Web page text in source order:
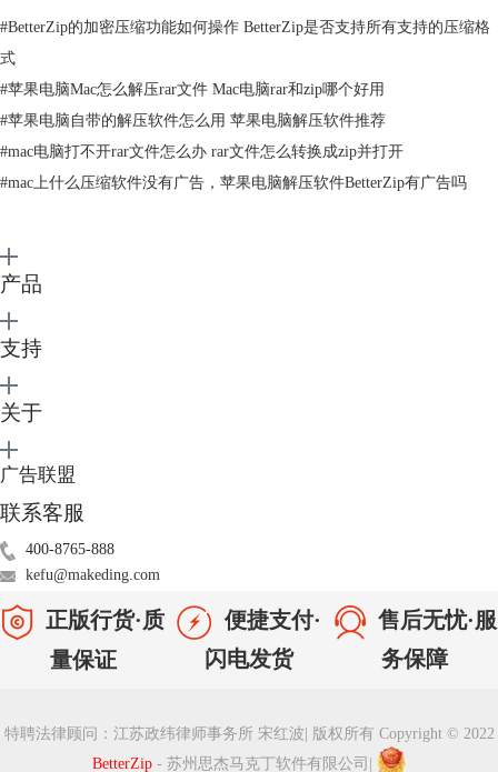
ZIP，TAR，TGZ，TBZ，TXZ，7-ZIP，RAR等。
3、支持多方应用程序集成，相当的智能化
BetterZip这款解压缩软件十分智能化，涵盖了多方应用程序集合。能够允
许定义任意数量的服务使用预设配置中的工具菜单，为用户选择的名称添
加预设的服务。同时，BetterZip与Automator可以生成BetterZip Droplet
第二款解压缩软件小编想推荐The Unarchiver。这款软件主打一个功能就
是解压缩，所以它的操作步骤非常简单，只需要设置默认The Unarchiver
作为系统的解压缩软件后，光标右击压缩包即可进行解压操作。
图3 ：The Unarchiver软件图标
#BetterZip的加密压缩功能如何操作 BetterZip是否支持所有支持的压缩格
式
#苹果电脑Mac怎么解压rar文件 Mac电脑rar和zip哪个好用
#苹果电脑自带的解压软件怎么用 苹果电脑解压软件推荐
#mac电脑打不开rar文件怎么办 rar文件怎么转换成zip并打开
#mac上什么压缩软件没有广告，苹果电脑解压软件BetterZip有广告吗
产品
支持
关于
广告联盟
联系客服
400-8765-888
kefu@makeding.com
正版行货·质
量保证
便捷支付·
闪电发货
售后无忧·服
务保障
特聘法律顾问：江苏政纬律师事务所 宋红波
版权所有 Copyright © 2022
BetterZip - 苏州思杰马克丁软件有限公司